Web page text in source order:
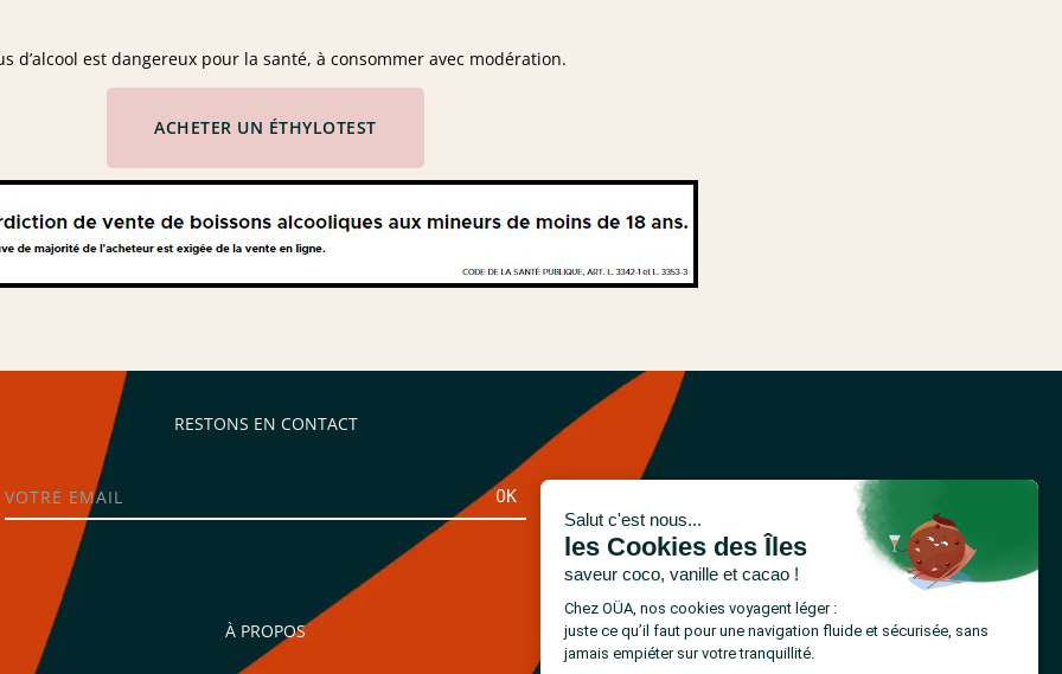
d’alcool est dangereux pour la santé, à consommer avec modération.
ACHETER UN ÉTHYLOTEST
RESTONS EN CONTACT
OK
À PROPOS RETROUVEZ-NOUS SUR